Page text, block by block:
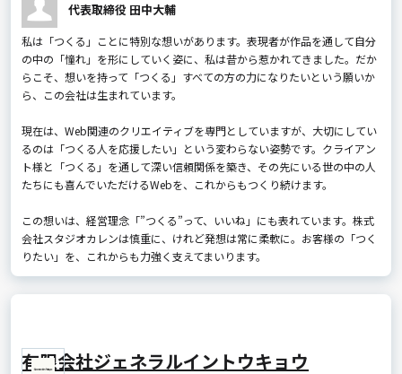
代表取締役 田中大輔
私は「つくる」ことに特別な想いがあります。表現者が作品を通して自分
の中の「憧れ」を形にしていく姿に、私は昔から惹かれてきました。だか
らこそ、想いを持って「つくる」すべての方の力になりたいという願いか
ら、この会社は生まれています。
現在は、Web関連のクリエイティブを専門としていますが、大切にしてい
るのは「つくる人を応援したい」という変わらない姿勢です。クライアン
ト様と「つくる」を通して深い信頼関係を築き、その先にいる世の中の人
たちにも喜んでいただけるWebを、これからもつくり続けます。
この想いは、経営理念「”つくる”って、いいね」にも表れています。株式
会社スタジオカレンは慎重に、けれど発想は常に柔軟に。お客様の「つく
りたい」を、これからも力強く支えてまいります。
有限会社ジェネラルイントウキョウ